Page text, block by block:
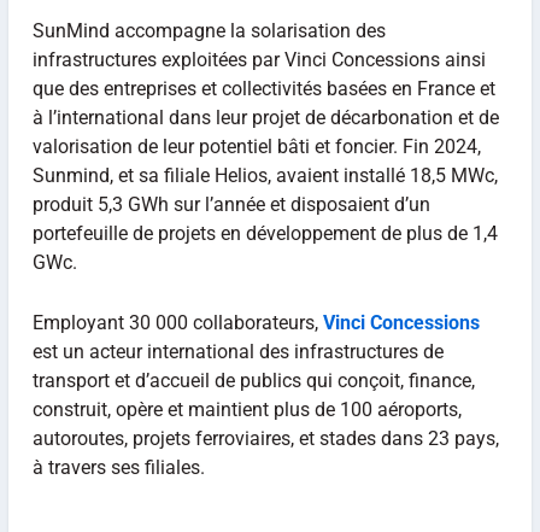
SunMind accompagne la solarisation des
infrastructures exploitées par Vinci Concessions ainsi
que des entreprises et collectivités basées en France et
à l’international dans leur projet de décarbonation et de
valorisation de leur potentiel bâti et foncier. Fin 2024,
Sunmind, et sa filiale Helios, avaient installé 18,5 MWc,
produit 5,3 GWh sur l’année et disposaient d’un
portefeuille de projets en développement de plus de 1,4
GWc.
Employant 30 000 collaborateurs, Vinci Concessions
est un acteur international des infrastructures de
transport et d’accueil de publics qui conçoit, finance,
construit, opère et maintient plus de 100 aéroports,
autoroutes, projets ferroviaires, et stades dans 23 pays,
à travers ses filiales.